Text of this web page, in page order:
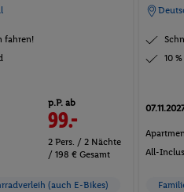
fahren!
p.P. ab
99.-
2 Pers. / 2 Nächte
/ 198 € Gesamt
(auch E-Bikes)
10
All-